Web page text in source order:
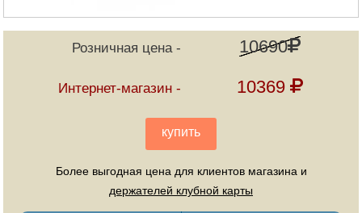
Розничная цена 10690
Интернет-магазин 10369
купить
Более выгодная цена для клиентов магазина и
держателей клубной карты